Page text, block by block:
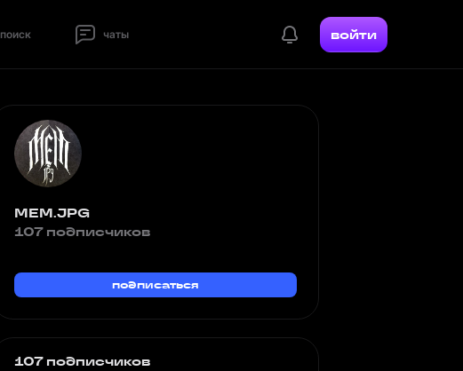
поиск чаты войти
MEM.JPG
107 подписчиков
подписаться
107 подписчиков